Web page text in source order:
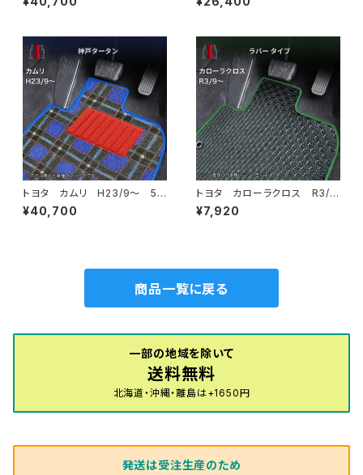
M11・XEAM12・XEAM15・XEA
ン 特別受注生産品 bz4x
系 フロアマット一式 カーマッ
トヨタ カムリ H23/9〜 5
0/70系 フロアマット一式 カ
ーマット 神戸タータン 特別
¥40,700
トヨタ カローラクロス R3/
9〜 10系 フロアマット一
式 カーマット 防水 ラバー
¥7,920
商品一覧に戻る
一部の地域を除いて
送料無料
北海道・沖縄・離島は+1650円
発送は受注生産のため